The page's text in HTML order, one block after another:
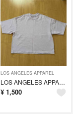
LOS ANGELES APPAREL
LOS ANGELES APPAREL ドロップショルダー Tシャツ 薄紫色
¥ 1,500